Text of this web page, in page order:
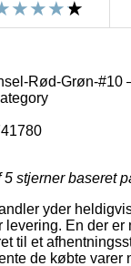
Rød-Grøn-#10
5 stjerner baseret
yder
levering. En der
til et
de købte varer